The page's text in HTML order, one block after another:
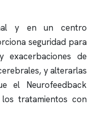
y en un centro
seguridad para
exacerbaciones de
y alterarlas
el Neurofeedback
tratamientos con